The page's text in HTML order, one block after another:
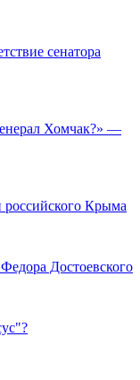
сенатора
Хомчак?» —
российского Крыма
Достоевского